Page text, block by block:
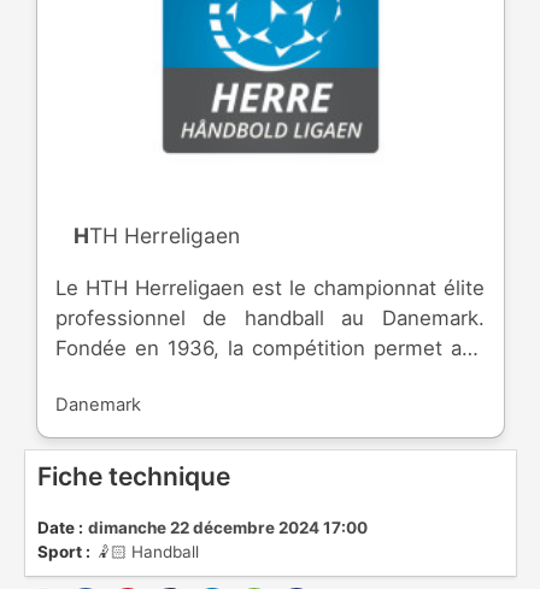
HTH Herreligaen
Le HTH Herreligaen est le championnat élite
professionnel de handball au Danemark.
Fondée en 1936, la compétition permet aux
compétitions européennes.
Danemark
Fiche technique
Date : dimanche 22 décembre 2024 17:00
Sport : 🤾🏻 Handball